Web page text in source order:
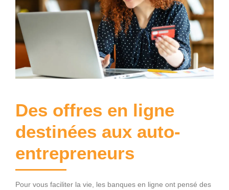
Des offres en ligne
destinées aux auto-
entrepreneurs
Pour vous faciliter la vie, les banques en ligne ont pensé des